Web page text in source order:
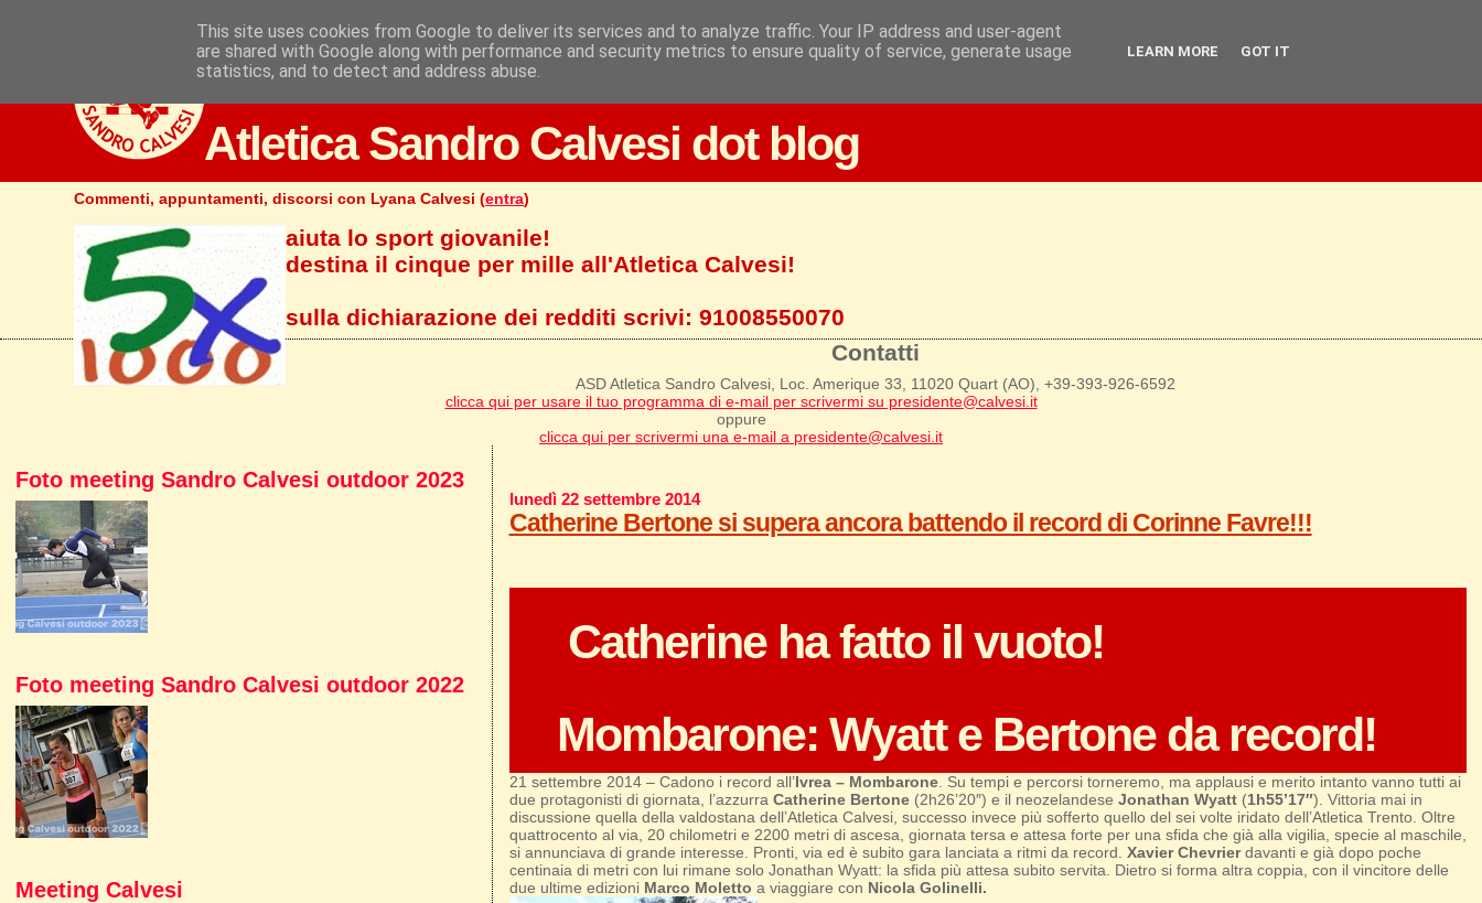
Atletica Sandro Calvesi dot blog
Commenti, appuntamenti, discorsi con Lyana Calvesi (entra)
aiuta lo sport giovanile!
destina il cinque per mille all'Atletica Calvesi!
sulla dichiarazione dei redditi scrivi:91008550070
Contatti
ASD Atletica Sandro Calvesi, Loc. Amerique 33, 11020 Quart (AO), +39-393-926-6592
clicca qui per usare il tuo programma di e-mail per scrivermi su presidente@calvesi.it
oppure
clicca qui per scrivermi una e-mail a presidente@calvesi.it
lunedì 22 settembre 2014
Catherine Bertone si supera ancora battendo il record di Corinne Favre!!!
Catherine ha fatto il vuoto!
Mombarone: Wyatt e Bertone da record!
21 settembre 2014 – Cadono i record all’Ivrea – Mombarone. Su tempi e percorsi torneremo, ma applausi e merito intanto vanno tutti ai
due protagonisti di giornata, l’azzurra Catherine Bertone(2h26’20″) e il neozelandese Jonathan Wyatt(1h55’17″). Vittoria mai in
discussione quella della valdostana dell’Atletica Calvesi, successo invece più sofferto quello del sei volte iridato dell’Atletica Trento. Oltre
quattrocento al via, 20 chilometri e 2200 metri di ascesa, giornata tersa e attesa forte per una sfida che già alla vigilia, specie al maschile,
si annunciava di grande interesse. Pronti, via ed è subito gara lanciata a ritmi da record. Xavier Chevrierdavanti e già dopo poche
centinaia di metri con lui rimane solo Jonathan Wyatt: la sfida più attesa subito servita. Dietro si forma altra coppia, con il vincitore delle
due ultime edizioni Marco Moletto a viaggiare con Nicola Golinelli.
Foto meeting Sandro Calvesi outdoor 2023
Foto meeting Sandro Calvesi outdoor 2022
Meeting Calvesi
This site uses cookies from Google to deliver its services and to analyze traffic. Your IP address and user-agent
are shared with Google along with performance and security metrics to ensure quality of service, generate usage
statistics, and to detect and address abuse.
LEARN MORE GOT IT